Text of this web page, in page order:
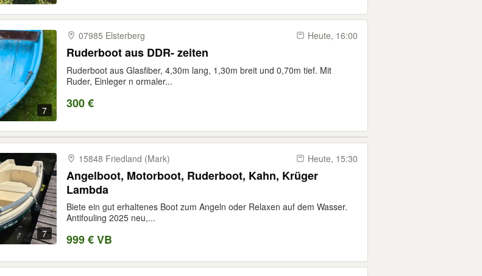
7
07985 Elsterberg Heute, 16:00
Ruderboot aus DDR- zeiten
Ruderboot aus Glasfiber, 4,30m lang, 1,30m breit und 0,70m tief. Mit
Ruder, Einleger n ormaler...
300 €
7
15848 Friedland (Mark) Heute, 15:30
Angelboot, Motorboot, Ruderboot, Kahn, Krüger
Lambda
Biete ein gut erhaltenes Boot zum Angeln oder Relaxen auf dem Wasser.
Antifouling 2025 neu,...
999 € VB